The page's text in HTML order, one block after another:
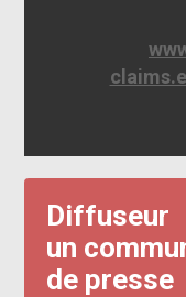
Diffuseur
un
de presse